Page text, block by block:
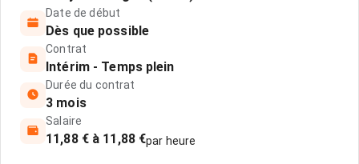
Date de début
Dès que possible
Contrat
Intérim - Temps plein
Durée du contrat
3 mois
Salaire
11,88 € à 11,88 €par heure